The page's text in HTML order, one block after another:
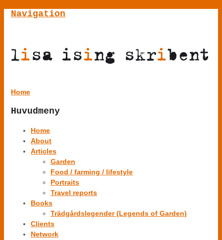
Navigation
Home
Huvudmeny
Home
About
Articles
Garden
Food / farming / lifestyle
Portraits
Travel reports
Books
Trädgårdslegender (Legends of Garden)
Clients
Network